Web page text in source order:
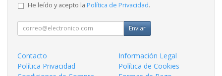
He leído y acepto la Política de Privacidad.
Enviar
Contacto
Información Legal
Política Privacidad
Política de Cookies